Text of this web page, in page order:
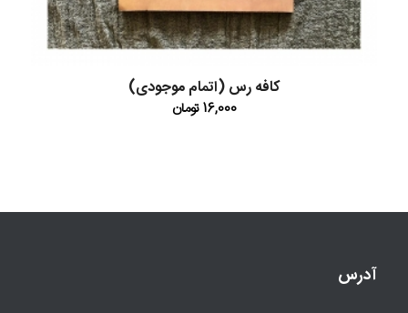
کافه رس (اتمام موجودی)
16,000تومان
آدرس